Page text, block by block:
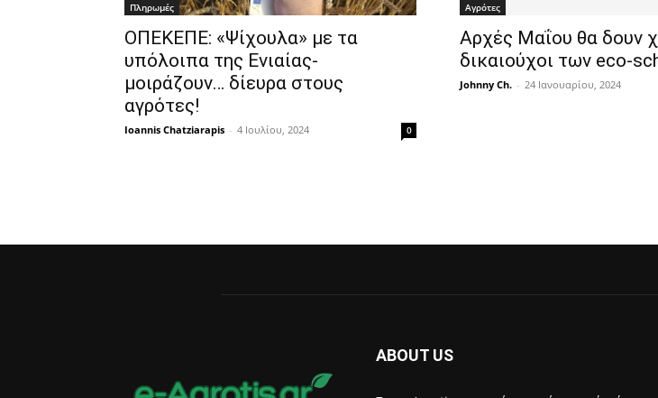
Πληρωμές
ΟΠΕΚΕΠΕ: «Ψίχουλα» με τα
υπόλοιπα της Ενιαίας-
μοιράζουν… δίευρα στους
αγρότες!
Ioannis Chatziarapis - 4 Ιουλίου, 2024 0
Αγρότες
Aρχές Μαΐου θα δουν
δικαιούχοι των eco-
Johnny Ch. - 24 Ιανουαρίου, 2024
ABOUT US